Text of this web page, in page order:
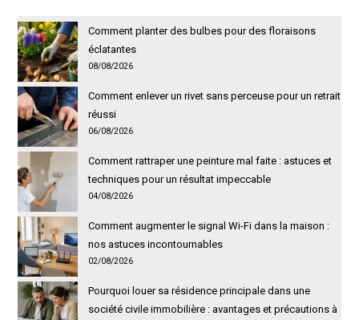
Comment planter des bulbes pour des floraisons
éclatantes
08/08/2026
Comment enlever un rivet sans perceuse pour un retrait
réussi
06/08/2026
Comment rattraper une peinture mal faite : astuces et
techniques pour un résultat impeccable
04/08/2026
Comment augmenter le signal Wi-Fi dans la maison :
nos astuces incontournables
02/08/2026
Pourquoi louer sa résidence principale dans une
société civile immobilière : avantages et précautions à